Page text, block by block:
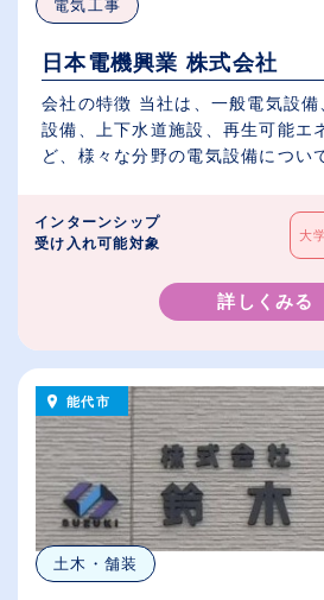
電気工事
日本電機興業 株式会社
会社の特徴 当社は、一般電気設
設備、上下水道施設、再生可能エ
ど、様々な分野の電気設備につい
インターンシップ
受け入れ可能対象
大
詳しくみる
能代市
土木・舗装